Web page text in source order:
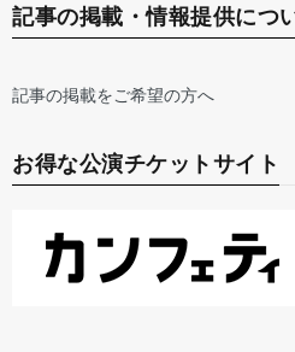
記事の掲載・情報提供につ
記事の掲載をご希望の方へ
お得な公演チケットサイト